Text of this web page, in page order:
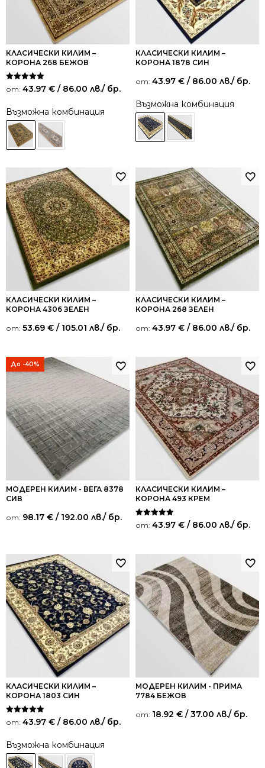
КЛАСИЧЕСКИ КИЛИМ –
КОРОНА 268 БЕЖОВ
Оценено на
5.00
от: 43.97 € / 86.00 лв./ бр.
Възможна комбинация
КЛАСИЧЕСКИ КИЛИМ –
КОРОНА 1878 СИН
от: 43.97 € / 86.00 лв./ бр.
Възможна комбинация
КЛАСИЧЕСКИ КИЛИМ –
КОРОНА 4306 ЗЕЛЕН
от: 53.69 € / 105.01 лв./ бр.
КЛАСИЧЕСКИ КИЛИМ –
КОРОНА 268 ЗЕЛЕН
от: 43.97 € / 86.00 лв./ бр.
До -40%
МОДЕРЕН КИЛИМ - ВЕГА 8378
СИВ
от: 98.17 € / 192.00 лв./ бр.
КЛАСИЧЕСКИ КИЛИМ –
КОРОНА 493 КРЕМ
Оценено на
5.00
от: 43.97 € / 86.00 лв./ бр.
КЛАСИЧЕСКИ КИЛИМ –
КОРОНА 1803 СИН
Оценено на
5.00
от: 43.97 € / 86.00 лв./ бр.
Възможна комбинация
МОДЕРЕН КИЛИМ - ПРИМА
7784 БЕЖОВ
от: 18.92 € / 37.00 лв./ бр.